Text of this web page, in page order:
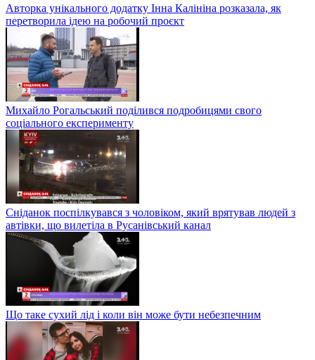
Авторка унікального додатку Інна Калініна розказала, як
перетворила ідею на робочий проєкт
Михайло Рогальський поділився подробицями свого
соціального експерименту
Сніданок поспілкувався з чоловіком, який врятував людей з
автівки, що вилетіла в Русанівський канал
Що таке сухий лід і коли він може бути небезпечним